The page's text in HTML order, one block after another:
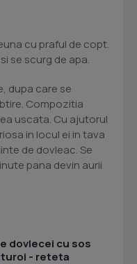
cu praful de copt.
se scurg de apa.
dupa care se
Compozitia
uscata. Cu ajutorul
in locul ei in tava
de dovleac. Se
pana devin aurii
dovlecei cu sos
- reteta